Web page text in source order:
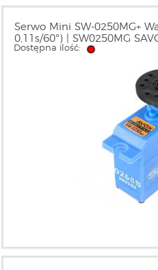
Serwo Mini SW-0250MG+
0,11s/60°) | SW0250MG
Dostępna ilość: